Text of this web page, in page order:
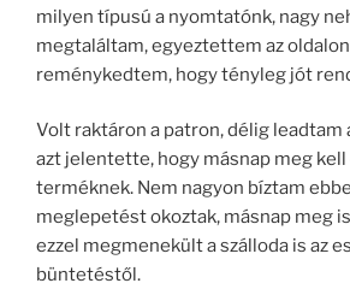
milyen típusú a nyomtatónk, nagy
megtaláltam, egyeztettem az
reménykedtem, hogy tényleg jót
Volt raktáron a patron, délig leadtam
azt jelentette, hogy másnap meg kell
terméknek. Nem nagyon bíztam
meglepetést okoztak, másnap meg
ezzel megmenekült a szálloda is az
büntetéstől.